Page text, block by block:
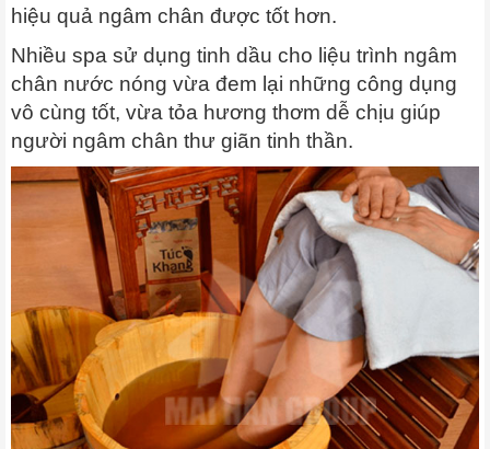
hiệu quả ngâm chân được tốt hơn.
Nhiều spa sử dụng tinh dầu cho liệu trình ngâm
chân nước nóng vừa đem lại những công dụng
vô cùng tốt, vừa tỏa hương thơm dễ chịu giúp
người ngâm chân thư giãn tinh thần.